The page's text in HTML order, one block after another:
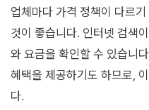
업체마다 가격 정책이 다르
것이 좋습니다. 인터넷 검색
와 요금을 확인할 수 있습니
혜택을 제공하기도 하므로,
다.